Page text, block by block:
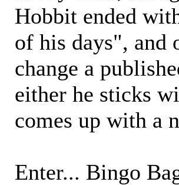
Hobbit ended
of his days", and
change a
either he sticks
comes up with a
Enter... Bingo